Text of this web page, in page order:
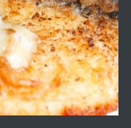
преди 2 години
А1